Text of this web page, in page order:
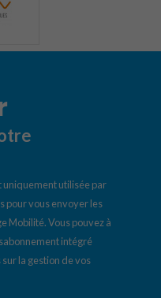
uniquement utilisée par
pour vous envoyer les
Mobilité. Vous pouvez à
intégré
sur la gestion de vos